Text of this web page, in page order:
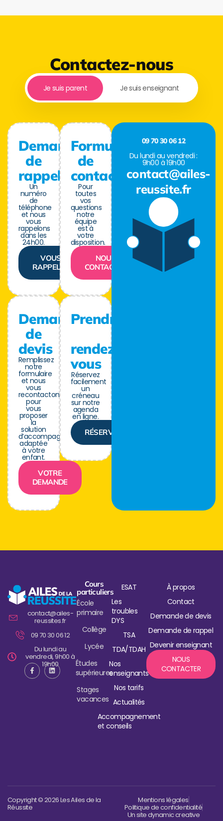
Contactez-nous
Je suis parent Je suis enseignant
Demande
de
rappel
Un
numéro
de
téléphone
et nous
vous
rappelons
dans les
24h00.
VOUS
RAPPELER
Demande
de
devis
Remplissez
notre
formulaire
et nous
vous
recontactons
pour
vous
proposer
la
solution
d’accompagnement
adaptée
à votre
enfant.
VOTRE
DEMANDE
Formulaire
de
contact
Pour
toutes
vos
questions
notre
équipe
est à
votre
disposition.
NOUS
CONTACTER
Prendre
rendez-
vous
Réservez
facilement
un
créneau
sur notre
agenda
en ligne.
RÉSERVER
09 70 30 06 12
Du lundi au vendredi :
9h00 à 19h00
contact@ailes-
reussite.fr
contact@ailes-
reussites.fr
09 70 30 06 12
Du lundi au
vendredi, 9h00 à
19h00
Cours
particuliers
École
primaire
Collège
Lycée
Études
supérieures
Stages
vacances
ESAT
Les
troubles
DYS
TSA
TDA/TDAH
Nos
enseignants
Nos tarifs
Actualités
Accompagnement
et conseils
À propos
Contact
Demande de devis
Demande de rappel
Devenir enseignant
NOUS
CONTACTER
Copyright © 2026 Les Ailes de la
Réussite
Mentions légales
Politique de confidentialité
Un site dynamic creative